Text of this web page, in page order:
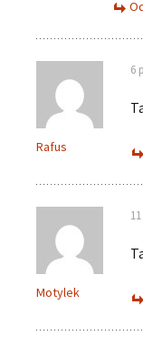
Rafus
6
Motylek